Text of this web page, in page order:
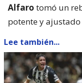
Alfaro tomó un
potente y
Lee también...